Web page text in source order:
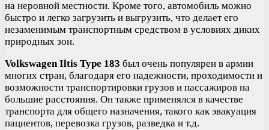
на неровной местности. Кроме того, автомобиль можно
быстро и легко загрузить и выгрузить, что делает его
незаменимым транспортным средством в условиях диких
природных зон.
Volkswagen Iltis Type 183 был очень популярен в армии
многих стран, благодаря его надежности, проходимости и
возможности транспортировки грузов и пассажиров на
большие расстояния. Он также применялся в качестве
транспорта для общего назначения, такого как эвакуация
пациентов, перевозка грузов, разведка и т.д.